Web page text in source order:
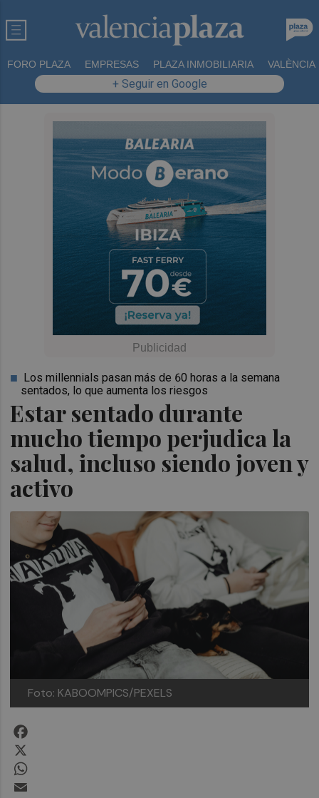
FORO PLAZA EMPRESAS PLAZA INMOBILIARIA VALÈNCIA
+ Seguir en Google
Estar sentado durante
mucho tiempo perjudica la
salud, incluso siendo joven y
activo
Los millennials pasan más de 60 horas a la semana
sentados, lo que aumenta los riesgos
Foto: KABOOMPICS/PEXELS